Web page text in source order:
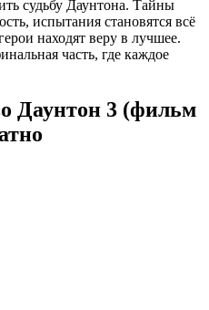
судьбу Даунтона. Тайны
испытания становятся всё
находят веру в лучшее.
часть, где каждое
Даунтон 3 (фильм